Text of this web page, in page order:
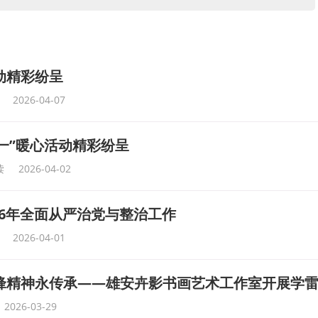
精彩纷呈
2026-04-07
”暖心活动精彩纷呈
2026-04-02
全面从严治党与整治工作
2026-04-01
精神永传承——雄安卉影书画艺术工作室开展学
2026-03-29